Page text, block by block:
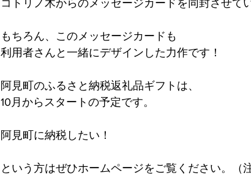
コトリノ木からのメッセージカードを同封させて
もちろん、このメッセージカードも
利用者さんと一緒にデザインした力作です！
阿見町のふるさと納税返礼品ギフトは、
10月からスタートの予定です。
阿見町に納税したい！
という方はぜひホームページをご覧ください。（